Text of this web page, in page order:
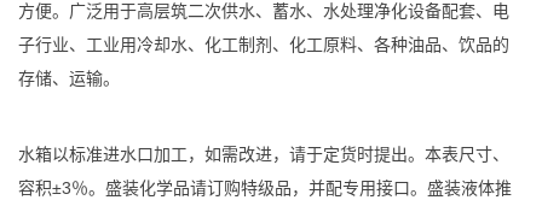
方便。广泛用于高层筑二次供水、蓄水、水处理净化设备配套、电
子行业、工业用冷却水、化工制剂、化工原料、各种油品、饮品的
存储、运输。
水箱以标准进水口加工，如需改进，请于定货时提出。本表尺寸、
容积±3％。盛装化学品请订购特级品，并配专用接口。盛装液体推